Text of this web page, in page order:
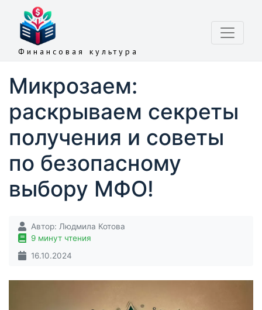
Финансовая культура
Микрозаем:
раскрываем секреты
получения и советы
по безопасному
выбору МФО!
Автор: Людмила Котова
9 минут чтения
16.10.2024